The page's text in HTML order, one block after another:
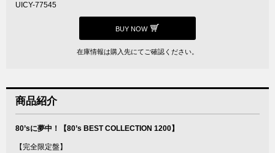
UICY-77545
BUY NOW
在庫情報は購入先にてご確認ください。
商品紹介
80’sに夢中！【80’s BEST COLLECTION 1200】
【完全限定盤】